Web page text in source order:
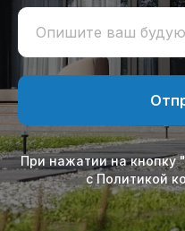
Опишите ваш
При нажатии на кнопку
с Политикой